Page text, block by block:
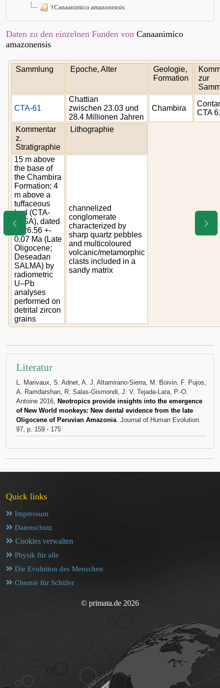
†Canaanimico amazonensis
Daten zu den einzelnen Funden von Canaanimico
amazonensis
Sammlung Epoche, Alter
Geologie,
Formation
zur
CTA-61
Chattian
zwischen 23.03 und
28.4 Millionen Jahren
Chambira
CTA
Kommentar
z.
Stratigraphie
Lithographie
15 m above
the base of
the Chambira
Formation; 4
m above a
tuffaceous
bed (CTA-
08SA), dated
at 26.56 +-
0.07 Ma (Late
Oligocene;
Deseadan
SALMA) by
radiometric
U–Pb
analyses
performed on
detrital zircon
grains
channelized
conglomerate
characterized by
sharp quartz pebbles
and multicoloured
volcanic/metamorphic
clasts included in a
sandy matrix
Literatur
L. Marivaux, S. Adnet, A. J. Altamirano-Sierra, M. Boivin, F. Pujos,
A. Ramdarshan, R. Salas-Gismondi, J. V. Tejada-Lara, P.-O.
Antoine 2016, Neotropics provide insights into the emergence
of New World monkeys: New dental evidence from the late
Oligocene of Peruvian Amazonia. Journal of Human Evolution.
97, p. 159 - 175
Quick links
Impressum
Datenschutz
Cookies verwalten
Physik für alle
Die Evolution des Menschen
Chemie für Schüler
© primata.de 2026